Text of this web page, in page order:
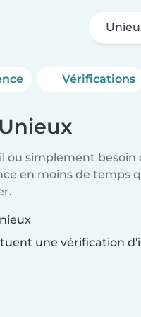
Vérifications
ou simplement besoin
en moins de temps
une vérification